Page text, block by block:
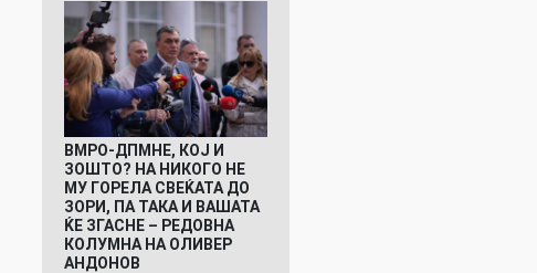
ВМРО-ДПМНЕ, КОЈ И
ЗОШТО? НА НИКОГО НЕ
МУ ГОРЕЛА СВЕЌАТА ДО
ЗОРИ, ПА ТАКА И ВАШАТА
ЌЕ ЗГАСНЕ – РЕДОВНА
КОЛУМНА НА ОЛИВЕР
АНДОНОВ